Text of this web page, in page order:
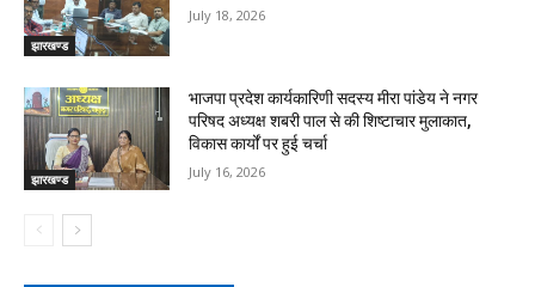
झारखण्ड
July 18, 2026
झारखण्ड
भाजपा प्रदेश कार्यकारिणी सदस्य मीरा पांडेय ने नगर
परिषद अध्यक्ष शबरी पाल से की शिष्टाचार मुलाकात,
विकास कार्यों पर हुई चर्चा
July 16, 2026